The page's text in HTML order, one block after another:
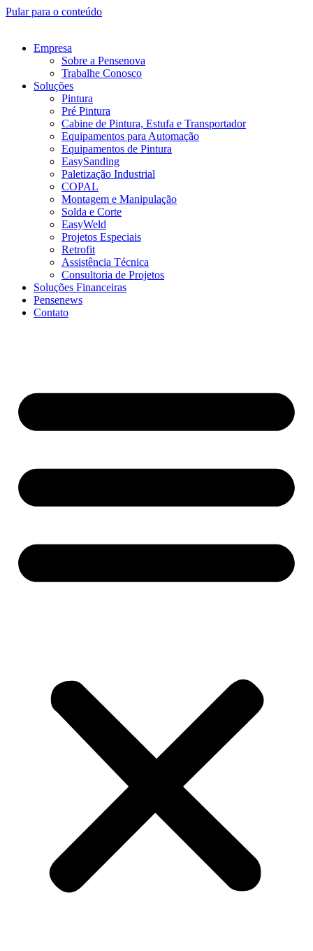
Pular para o conteúdo
Empresa
Sobre a Pensenova
Trabalhe Conosco
Soluções
Pintura
Pré Pintura
Cabine de Pintura, Estufa e Transportador
Equipamentos para Automação
Equipamentos de Pintura
EasySanding
Paletização Industrial
COPAL
Montagem e Manipulação
Solda e Corte
EasyWeld
Projetos Especiais
Retrofit
Assistência Técnica
Consultoria de Projetos
Soluções Financeiras
Pensenews
Contato